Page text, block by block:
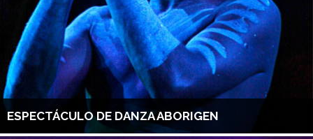
ESPECTÁCULO DE DANZA ABORIGEN